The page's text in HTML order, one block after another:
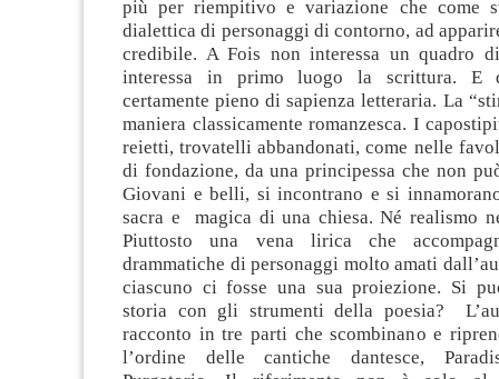
più per riempitivo e variazione che come
dialettica di personaggi di contorno, ad
credibile. A Fois non interessa un quadro
interessa in primo luogo la scrittura. E
certamente pieno di sapienza letteraria. La
maniera classicamente romanzesca. I
reietti, trovatelli abbandonati, come nelle
di fondazione, da una principessa che non
Giovani e belli, si incontrano e si
sacra e magica di una chiesa. Né realismo
Piuttosto una vena lirica che
drammatiche di personaggi molto amati
ciascuno ci fosse una sua proiezione. Si
storia con gli strumenti della poesia?
racconto in tre parti che scombinano e
l’ordine delle cantiche dantesce,